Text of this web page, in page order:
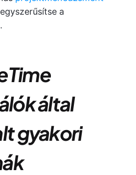
a
által
gyakori